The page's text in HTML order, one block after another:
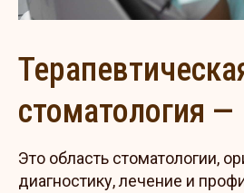
стоматология —
Это область стоматологии,
диагностику, лечение и